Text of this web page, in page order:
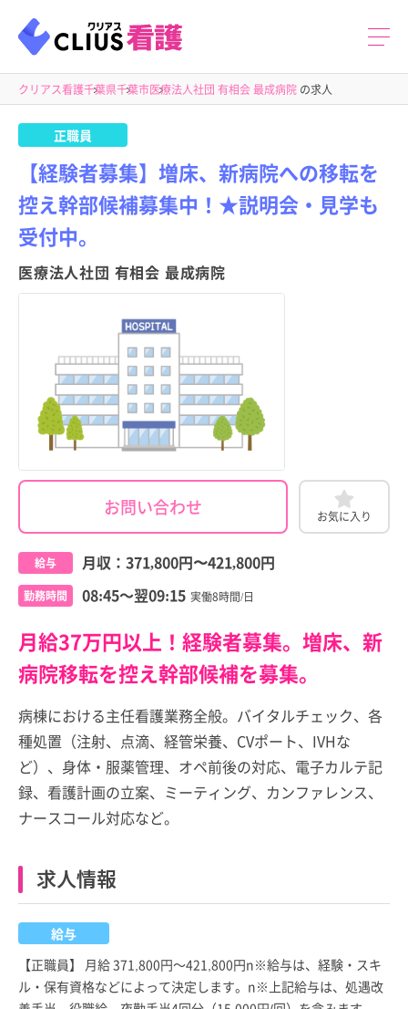
クリアス看護千葉県千葉市医療法人社団 有相会 最成病院 の求人
正職員
【経験者募集】増床、新病院への移転を
控え幹部候補募集中！★説明会・見学も
受付中。
医療法人社団 有相会 最成病院
お問い合わせ お気に入り
給与 月収： 371,800円〜421,800円
勤務時間 08:45～翌09:15 実働8時間/日
月給37万円以上！経験者募集。増床、新
病院移転を控え幹部候補を募集。
病棟における主任看護業務全般。バイタルチェック、各
種処置（注射、点滴、経管栄養、CVポート、IVHな
ど）、身体・服薬管理、オペ前後の対応、電子カルテ記
録、看護計画の立案、ミーティング、カンファレンス、
ナースコール対応など。
求人情報
給与
【正職員】 月給 371,800円～421,800円n※給与は、経験・スキ
ル・保有資格などによって決定します。n※上記給与は、処遇改